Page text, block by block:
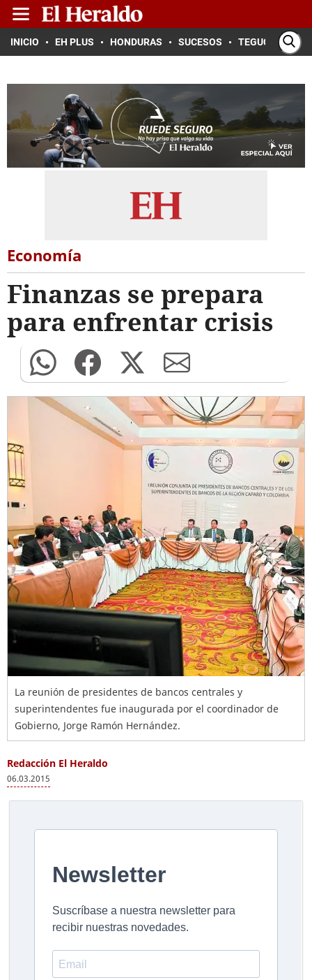
INICIO EH PLUS HONDURAS SUCESOS TEGUCIGALPA
Economía
Finanzas se prepara
para enfrentar crisis
La reunión de presidentes de bancos centrales y
superintendentes fue inaugurada por el coordinador de
Gobierno, Jorge Ramón Hernández.
Redacción El Heraldo
06.03.2015